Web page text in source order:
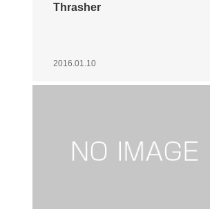
Thrasher
2016.01.10